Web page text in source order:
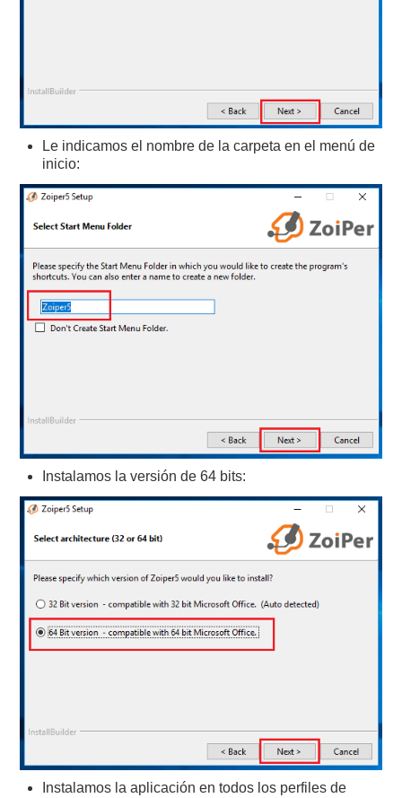
Le indicamos el nombre de la carpeta en el menú de
inicio:
Instalamos la versión de 64 bits:
Instalamos la aplicación en todos los perfiles de